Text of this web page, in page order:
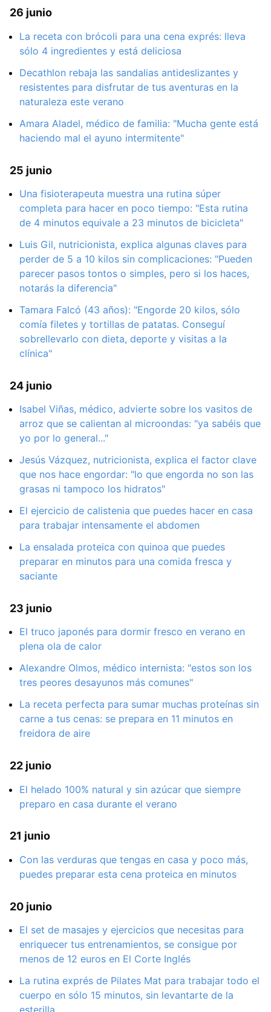
26 junio
La receta con brócoli para una cena exprés: lleva
sólo 4 ingredientes y está deliciosa
Decathlon rebaja las sandalias antideslizantes y
resistentes para disfrutar de tus aventuras en la
naturaleza este verano
Amara Aladel, médico de familia: "Mucha gente está
haciendo mal el ayuno intermitente"
25 junio
Una fisioterapeuta muestra una rutina súper
completa para hacer en poco tiempo: "Esta rutina
de 4 minutos equivale a 23 minutos de bicicleta"
Luis Gil, nutricionista, explica algunas claves para
perder de 5 a 10 kilos sin complicaciones: "Pueden
parecer pasos tontos o simples, pero si los haces,
notarás la diferencia"
Tamara Falcó (43 años): "Engorde 20 kilos, sólo
comía filetes y tortillas de patatas. Conseguí
sobrellevarlo con dieta, deporte y visitas a la
clínica"
24 junio
Isabel Viñas, médico, advierte sobre los vasitos de
arroz que se calientan al microondas: "ya sabéis que
yo por lo general..."
Jesús Vázquez, nutricionista, explica el factor clave
que nos hace engordar: "lo que engorda no son las
grasas ni tampoco los hidratos"
El ejercicio de calistenia que puedes hacer en casa
para trabajar intensamente el abdomen
La ensalada proteica con quinoa que puedes
preparar en minutos para una comida fresca y
saciante
23 junio
El truco japonés para dormir fresco en verano en
plena ola de calor
Alexandre Olmos, médico internista: "estos son los
tres peores desayunos más comunes"
La receta perfecta para sumar muchas proteínas sin
carne a tus cenas: se prepara en 11 minutos en
freidora de aire
22 junio
El helado 100% natural y sin azúcar que siempre
preparo en casa durante el verano
21 junio
Con las verduras que tengas en casa y poco más,
puedes preparar esta cena proteica en minutos
20 junio
El set de masajes y ejercicios que necesitas para
enriquecer tus entrenamientos, se consigue por
menos de 12 euros en El Corte Inglés
La rutina exprés de Pilates Mat para trabajar todo el
cuerpo en sólo 15 minutos, sin levantarte de la
esterilla